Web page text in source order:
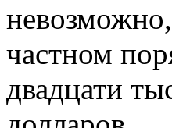
частном
двадцати